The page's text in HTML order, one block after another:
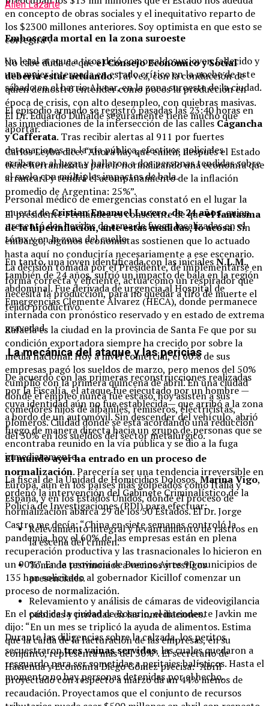
en concepto de obras sociales y el inequitativo reparto de
los $2300 millones anteriores. Soy optimista en que esto se
corregirá”.
No cabe duda de queel Consejo Económico y Social
debería estar actuando. Tal vez, con la conducción de
quien demostró entender como pocos la producción en
época de crisis, con alto desempleo, con quiebras masivas.
El Dr. Eduardo Duhalde seguramente tiene mucho que
aportar.
Carlos Leyba dice: “Ahora hay que emitir, después el Estado
tiene herramientas para ir normalizando una economía que
arrancará y tendrá el acompañamiento de la inflación
promedio de Argentina: 25%”.
El presidente Fernández es consciente de queel fantasma
de la hiperinflación, ante estas medidas, lo acosa. Sin
embargo, algunos economistas sostienen que lo actuado
hasta aquí no conduciría necesariamente a ese escenario.
La decisión tomada por el Presidente, de implementarse en
forma correcta y eficiente, actúa como un respirador que
necesita la producción, para no quedar a tiro de muerte el
tejido productivo.
Rafaela es la ciudad en la provincia de Santa Fe que por su
condición exportadora siempre ha crecido por sobre la
media nacional. Hoy a nivel comercial, el 60% de sus
empresas pagó los sueldos de marzo, pero menos del 50%
cumplió con la primera quincena de abril. En una ciudad
donde el empleo nunca fue escaso, hoy asisten a sus
comedores hijos de albañiles, remiseros, electricistas,
plomeros. Ciudad donde se está acordando una reducción
del 30% en los sueldos del sector metalúrgico.
El mundo ayer ha entrado en un proceso de
normalización. Parecería ser una tendencia irreversible en
Europa, aún en los países más golpeados como Italia y
España, y en los Estados Unidos, donde el proceso de
normalización abarca 29 de los 50 Estados. El Dr. Jorge
Castro me decía: “China en siete semanas controló la
pandemia, hoy el 60% de las empresas están en plena
recuperación productiva y las trasnacionales lo hicieron en
un 90%”. En la provincia de Buenos Aires 90 municipios de
135 han solicitado al gobernador Kicillof comenzar un
proceso de normalización.
En el caso de la ciudad de Rosario, el intendente Javkin me
dijo: “En un mes se triplicó la ayuda de alimentos. Estima
que la caída de la facturación de las empresas, en su
conjunto, representa más del 50%”. El secretario de
Hacienda y Economía Diego Gómez precisa: “Abril
proyectado con respecto a marzo da un 44% menos de
recaudación. Proyectamos que el conjunto de recursos
Ailén Lazarte
Emboscada mortal en la zona suroeste
Un letal ataque a tiros dejó como saldo un joven fallecido y
una mujer internada en estado crítico en la noche de este
sábado en el barrio Alvear, en la zona suroeste de la ciudad.
El episodio armado se registró pasadas las 23:40 horas en
las inmediaciones de la intersección de las callesCagancha
y Cafferata. Tras recibir alertas al 911 por fuertes
detonaciones en la vía pública, efectivos policiales
arribaron al lugar y hallaron a dos personas tendidas sobre
el suelo con múltiples impactos de bala.
Personal médico de emergencias constató en el lugar la
muerte deCristian Emanuel Lucero, de 24 años, quien
presentó dos heridas de arma de fuego localizadas en el
tórax y en la zona del cuello.
En tanto, una joven identificada con las inicialesN.L.M.,
también de 24 años, sufrió un impacto de bala en la región
abdominal. Fue derivada de urgencia al Hospital de
Emergencias Clemente Álvarez (HECA), donde permanece
internada con pronóstico reservado y en estado de extrema
gravedad.
La mecánica del ataque y las pericias
De acuerdo con las primeras reconstrucciones realizadas
por la Fiscalía, el ataque fue ejecutado por un hombre —
cuya identidad aún no fue establecida— que arribó a la zona
a bordo de un automóvil. Sin descender del vehículo, abrió
fuego de manera directa hacia un grupo de personas que se
encontraba reunido en la vía pública y se dio a la fuga
inmediatamente.
La fiscal de la Unidad de Homicidios Dolosos,Marina Vigo,
ordenó la intervención del Gabinete Criminalístico de la
Policía de Investigaciones (PDI) para efectuar:
Relevamiento integral y levantamiento de rastros en
la escena del crimen.
Toma de testimonios a vecinos y testigos
presenciales.
Relevamiento y análisis de cámaras de videovigilancia
públicas y privadas en las inmediaciones.
Durante las diligencias sobre la calzada, los peritos
secuestrarontres vainas servidas, las cuales quedaron a
resguardo para ser sometidas a peritajes balísticos. Hasta el
momento no hay personas detenidas por el hecho.